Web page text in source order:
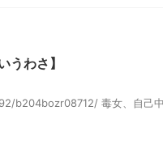
わさ】
b204bozr08712/ 毒女、自己